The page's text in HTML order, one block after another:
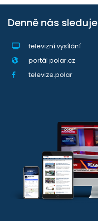
Denně nás sleduje
televizní vysílání
portál polar.cz
televize.polar